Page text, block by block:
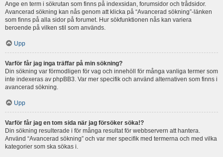
Ange en term i sökrutan som finns på indexsidan, forumsidor och trådsidor.
Avancerad sökning kan nås genom att klicka på “Avancerad sökning”-länken
som finns på alla sidor på forumet. Hur sökfunktionen nås kan variera
beroende på vilken stil som används.
Upp
Varför får jag inga träffar på min sökning?
Din sökning var förmodligen för vag och innehöll för många vanliga termer som
inte indexeras av phpBB3. Var mer specifik och använd alternativen som finns i
avancerad sökning.
Upp
Varför får jag en tom sida när jag försöker söka!?
Din sökning resulterade i för många resultat för webbservern att hantera.
Använd “Avancerad sökning” och var mer specifik med termerna och med vilka
kategorier som ska sökas i.